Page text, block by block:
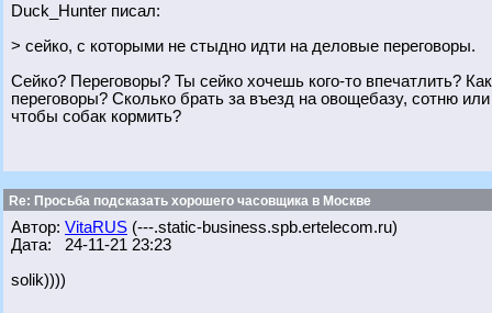
Duck_Hunter писал:
> сейко, с которыми не стыдно идти на деловые переговоры.
Сейко? Переговоры? Ты сейко хочешь кого-то впечатлить?
переговоры? Сколько брать за въезд на овощебазу, сотню
чтобы собак кормить?
Re: Просьба подсказать хорошего часовщика в Москве
Автор: VitaRUS (---.static-business.spb.ertelecom.ru)
Дата: 24-11-21 23:23
solik))))